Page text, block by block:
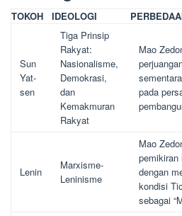
TOKOH IDEOLOGI
Sun
Yat-
sen
Tiga Prinsip
Rakyat:
Nasionalisme,
Demokrasi,
dan
Kemakmuran
Rakyat
Mao
pada
Lenin
Marxisme-
Leninisme
Mao
pemikiran
dengan
kondisi
sebagai